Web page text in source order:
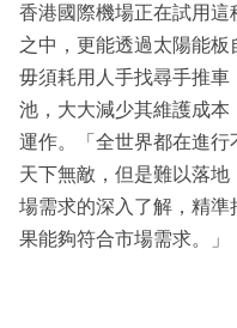
香港國際機場正在試用
之中，更能透過太陽能板
毋須耗用人手找尋手推
池，大大減少其維護成
運作。「全世界都在進
天下無敵，但是難以落
場需求的深入了解，精
果能夠符合市場需求。」